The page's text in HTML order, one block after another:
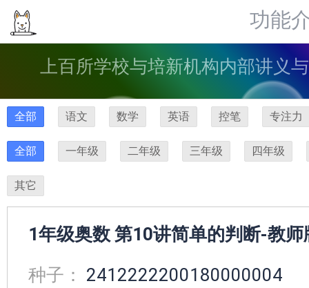
功能
上百所学校与培新机构内部讲义
全部 语文 数学 英语 控笔 专注力
全部 一年级 二年级 三年级 四年级
其它
1年级奥数 第10讲简单的判断-教师
种子： 2412222200180000004